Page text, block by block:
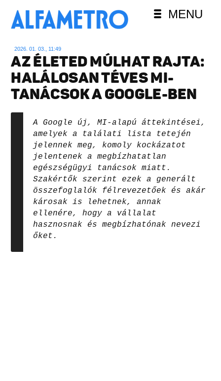
MENU
2026. 01. 03., 11:49
AZ ÉLETED MÚLHAT RAJTA:
HALÁLOSAN TÉVES MI-
TANÁCSOK A GOOGLE-BEN
A Google új, MI-alapú áttekintései,
amelyek a találati lista tetején
jelennek meg, komoly kockázatot
jelentenek a megbízhatatlan
egészségügyi tanácsok miatt.
Szakértők szerint ezek a generált
összefoglalók félrevezetőek és akár
károsak is lehetnek, annak
ellenére, hogy a vállalat
hasznosnak és megbízhatónak nevezi
őket.